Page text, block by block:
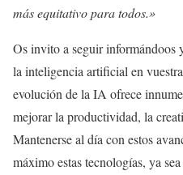
más equitativo para todos.»
Os invito a seguir informándoos
la inteligencia artificial en
evolución de la IA ofrece
mejorar la productividad, la
Mantenerse al día con estos
máximo estas tecnologías, ya